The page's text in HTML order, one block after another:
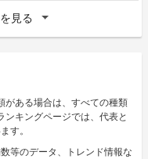
見る
がある場合は、すべての種類
ンキングページでは、代表と
す。
等のデータ、トレンド情報な